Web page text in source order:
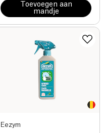
Toevoegen aan
mandje
Eezym